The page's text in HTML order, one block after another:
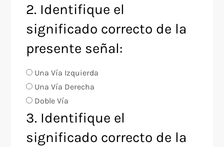
2. Identifique el
significado correcto de la
presente señal:
Una Vía Izquierda
Una Vía Derecha
Doble Vía
3. Identifique el
significado correcto de la